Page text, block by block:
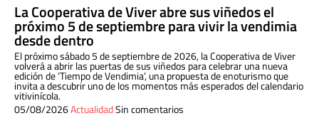
La Cooperativa de Viver abre sus viñedos el
próximo 5 de septiembre para vivir la vendimia
desde dentro
El próximo sábado 5 de septiembre de 2026, la Cooperativa de Viver
volverá a abrir las puertas de sus viñedos para celebrar una nueva
edición de ‘Tiempo de Vendimia’, una propuesta de enoturismo que
invita a descubrir uno de los momentos más esperados del calendario
vitivinícola.
05/08/2026ActualidadSin comentarios